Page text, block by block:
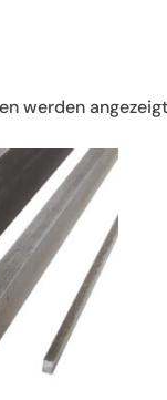
werden angezeigt